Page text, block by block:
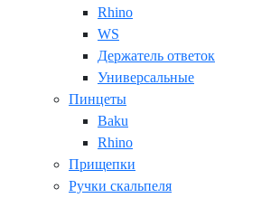
Rhino
WS
Держатель ответок
Универсальные
Пинцеты
Baku
Rhino
Прищепки
Ручки скальпеля